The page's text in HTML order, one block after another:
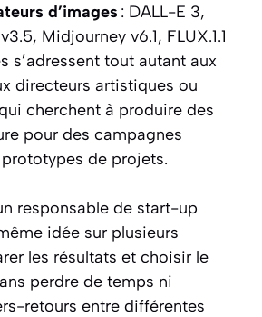
d’images : DALL-E 3,
Midjourney v6.1, FLUX.1.1
s’adressent tout autant aux
directeurs artistiques ou
cherchent à produire des
pour des campagnes
de projets.
responsable de start-up
idée sur plusieurs
les résultats et choisir le
perdre de temps ni
retours entre différentes